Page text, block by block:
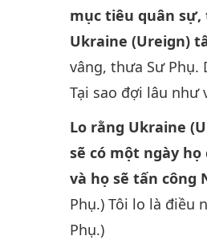
mục tiêu quân sự,
Ukraine (Ureign)
vâng, thưa Sư Phụ.
Tại sao đợi lâu như
Lo rằng Ukraine
sẽ có một ngày
và họ sẽ tấn công
Phụ.) Tôi lo là điều
Phụ.)